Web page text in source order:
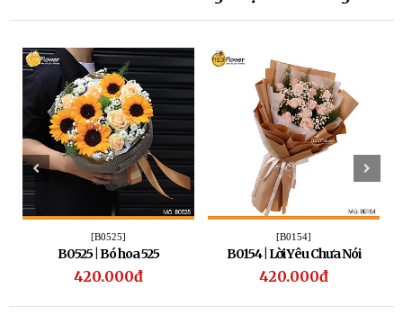
[B0525]
B0525 | Bó hoa 525
420.000đ
[B0154]
B0154 | Lời Yêu Chưa Nói
420.000đ